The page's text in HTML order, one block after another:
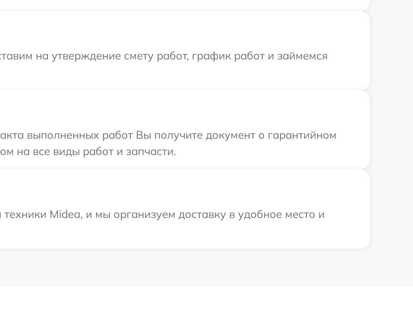
на утверждение смету работ, график работ и займемся
выполненных работ Вы получите документ о гарантийном
на все виды работ и запчасти.
Midea, и мы организуем доставку в удобное место и